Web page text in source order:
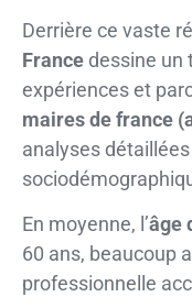
Derrière ce vaste
France dessine un
expériences et
maires de france
analyses
En moyenne, l’âge
60 ans, beaucoup
professionnelle